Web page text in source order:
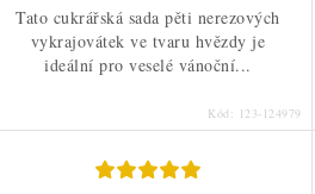
Tato cukrářská sada pěti nerezových
vykrajovátek ve tvaru hvězdy je
ideální pro veselé vánoční...
Kód: 123-124979